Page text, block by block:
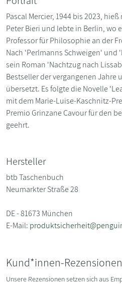
Pascal Mercier, 1944 bis 2023,
Peter Bieri und lebte in Berlin, wo
Professor für Philosophie an der
Nach 'Perlmanns Schweigen' und
sein Roman 'Nachtzug nach
Bestseller der vergangenen Jahre
übersetzt. Es folgte die Novelle
mit dem Marie-Luise-Kaschnitz-
Premio Grinzane Cavour für den
geehrt.
Hersteller
btb Taschenbuch
Neumarkter Straße 28
DE - 81673 München
E-Mail:
Kund*innen-Rezensionen
Unsere Rezensionen setzen sich aus